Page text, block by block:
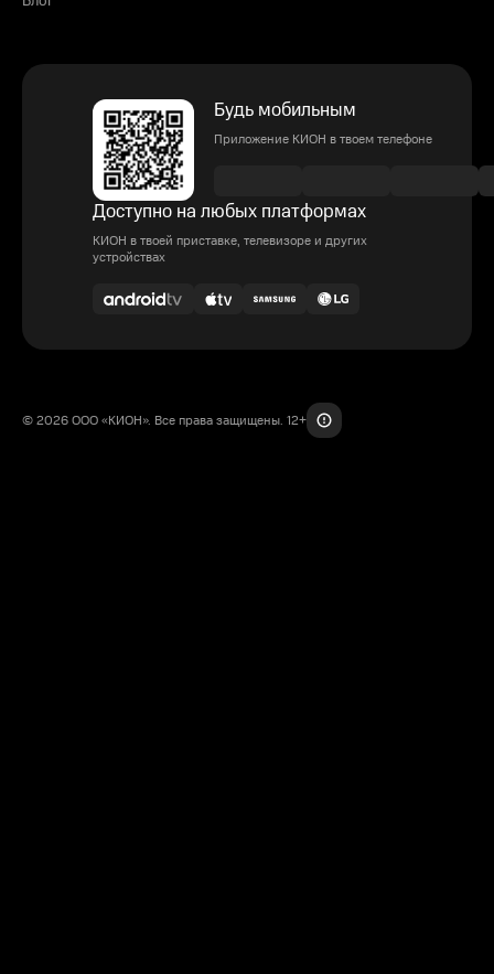
Будь мобильным
Приложение КИОН в твоем телефоне
Доступно на любых платформах
КИОН в твоей приставке, телевизоре и других
устройствах
© 2026 ООО «КИОН». Все права защищены. 12+